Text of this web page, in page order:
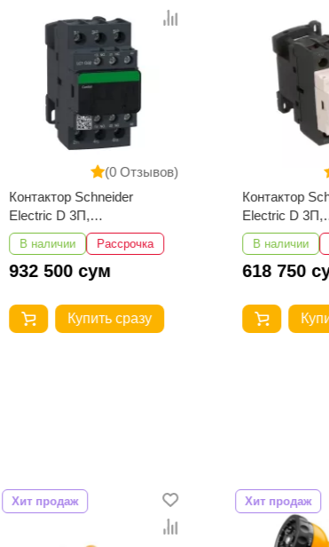
(0 Отзывов)
Контактор Schneider
Electric D 3П,
32А,НО+НЗ,220B
LC1D32M7
В наличии Рассрочка
932 500 сум
Купить сразу
Контактор
Electric D 3П,
LC1D25M7
В наличии
618 750
Хит продаж Хит продаж